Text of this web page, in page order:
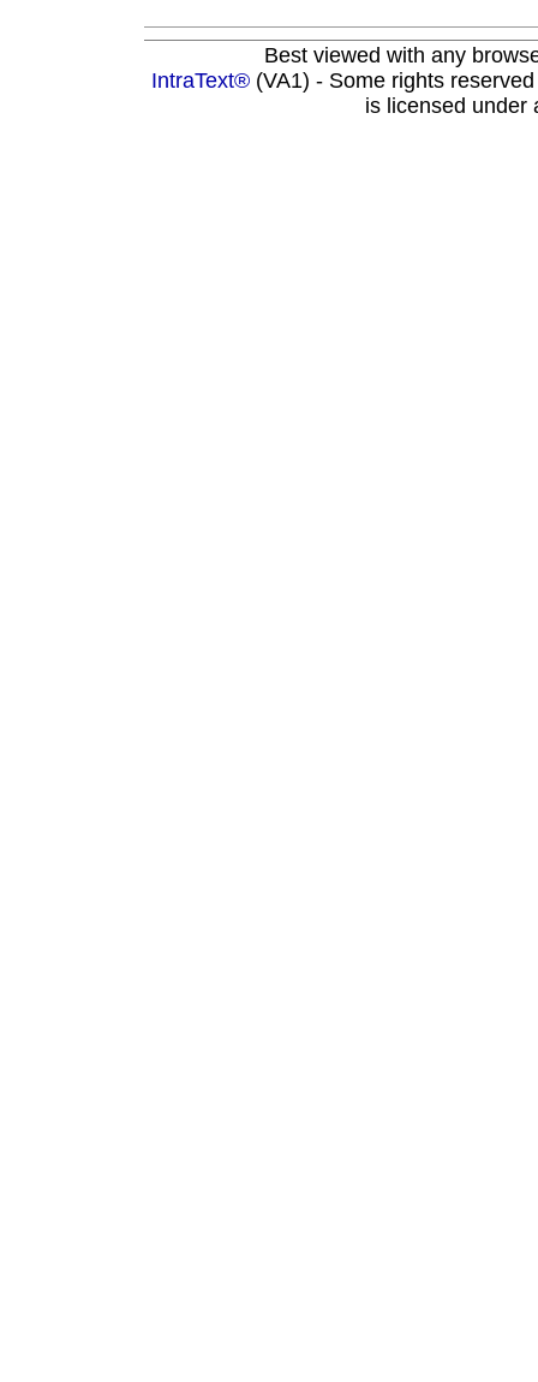
Best viewed with any
IntraText®(VA1) - Some rights
is licensed under